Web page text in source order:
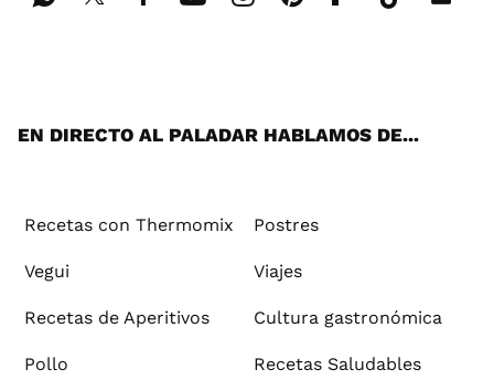
EN DIRECTO AL PALADAR HABLAMOS DE...
Recetas con Thermomix Postres
Vegui Viajes
Recetas de Aperitivos Cultura gastronómica
Pollo Recetas Saludables